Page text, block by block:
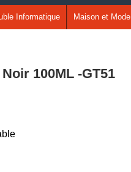
Informatique Maison et Mode
100ML -GT51